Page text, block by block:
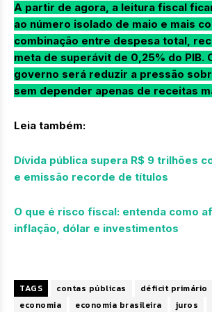
A partir de agora, a leitura fiscal
ao número isolado de maio e mais
combinação entre despesa total,
meta de superávit de 0,25% do PIB.
governo será reduzir a pressão
sem depender apenas de receitas
Leia também:
Dívida pública supera R$ 9 trilhões
e emissão recorde de títulos
O que é risco fiscal: entenda como
inflação, dólar e investimentos
TAGS contas públicas déficit primário
economia
economia brasileira juros